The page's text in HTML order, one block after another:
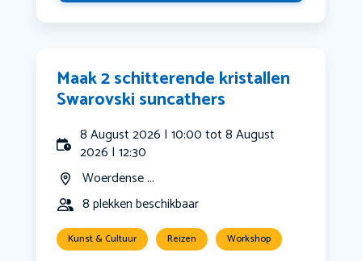
Maak 2 schitterende kristallen
Swarovski suncathers
8 August 2026 | 10:00 tot 8 August
2026 | 12:30
Woerdense ...
8 plekken beschikbaar
Kunst & Cultuur Reizen Workshop